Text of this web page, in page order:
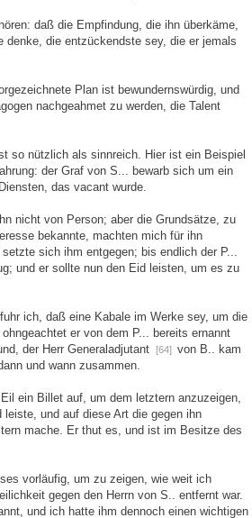
daß die Empfindung, die ihn überkäme,
denke, die entzückendste sey, die er jemals
Plan ist bewundernswürdig, und
nachgeahmet zu werden, die Talent
so nützlich als sinnreich. Hier ist ein Beispiel
der Graf von S... bewarb sich um ein
das vacant wurde.
nicht von Person; aber die Grundsätze, zu
bekannte, machten mich für ihn
sich ihm entgegen; bis endlich der P...
und er sollte nun den Eid leisten, um es zu
ich, daß eine Kabale im Werke sey, um die
er von dem P... bereits ernannt
der Herr Generaladjutant
[64] von B.. kam
und wann zusammen.
ein Billet auf, um dem letztern anzuzeigen,
und auf diese Art die gegen ihn
mache. Er thut es, und ist im Besitze des
vorläufig, um zu zeigen, wie weit ich
gegen den Herrn von S.. entfernt war.
und ich hatte ihm dennoch einen wichtigen